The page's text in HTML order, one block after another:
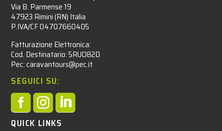
Via B. Parmense 19
47923 Rimini (RN) Italia
P.IVA/CF 04707660405
Fatturazione Elettronica:
Cod. Destinatario: 5RUO82D
Pec: caravantours@pec.it
SEGUICI SU:

QUICK LINKS